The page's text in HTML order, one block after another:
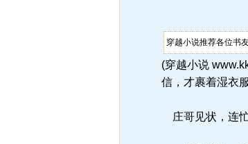
穿越小说推荐各位书
(穿越小说
信，才裹着湿衣
庄哥见状，连